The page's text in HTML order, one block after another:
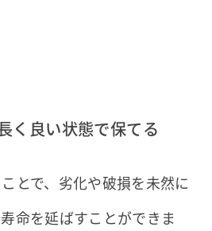
く良い状態で保てる
とで、劣化や破損を未然に
命を延ばすことができま